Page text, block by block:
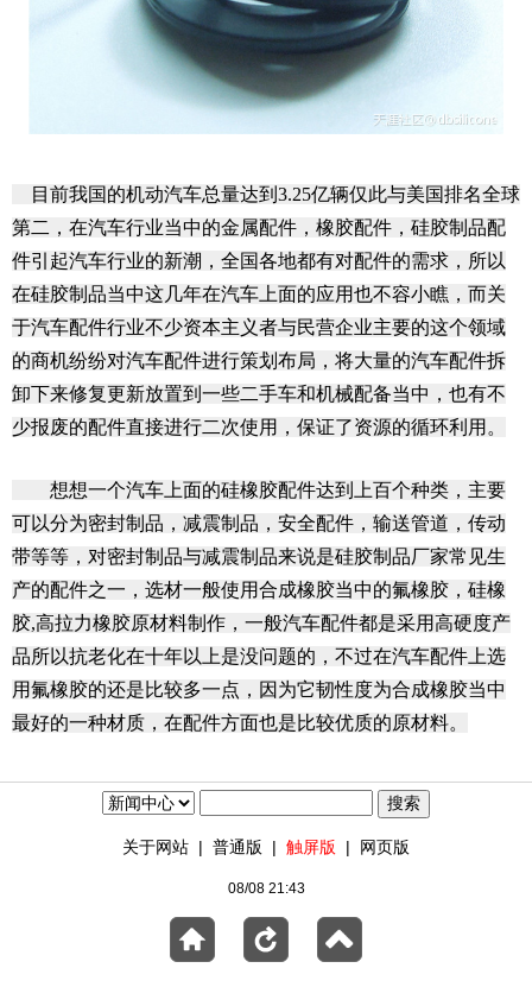
目前我国的机动汽车总量达到3.25亿辆仅此与美国排名全球
第二，在汽车行业当中的金属配件，橡胶配件，硅胶制品配
件引起汽车行业的新潮，全国各地都有对配件的需求，所以
在硅胶制品当中这几年在汽车上面的应用也不容小瞧，而关
于汽车配件行业不少资本主义者与民营企业主要的这个领域
的商机纷纷对汽车配件进行策划布局，将大量的汽车配件拆
卸下来修复更新放置到一些二手车和机械配备当中，也有不
少报废的配件直接进行二次使用，保证了资源的循环利用。
想想一个汽车上面的硅橡胶配件达到上百个种类，主要
可以分为密封制品，减震制品，安全配件，输送管道，传动
带等等，对密封制品与减震制品来说是硅胶制品厂家常见生
产的配件之一，选材一般使用合成橡胶当中的氟橡胶，硅橡
胶,高拉力橡胶原材料制作，一般汽车配件都是采用高硬度产
品所以抗老化在十年以上是没问题的，不过在汽车配件上选
用氟橡胶的还是比较多一点，因为它韧性度为合成橡胶当中
最好的一种材质，在配件方面也是比较优质的原材料。
关于网站 | 普通版 | 触屏版 | 网页版
08/08 21:43